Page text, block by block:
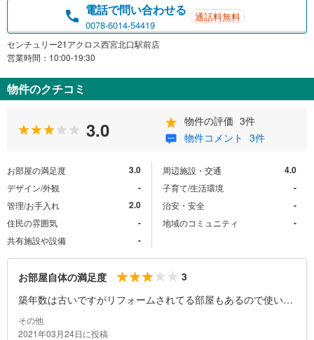
電話で問い合わせる
0078-6014-54419
通話料無料
センチュリー21アクロス西宮北口駅前店
営業時間：10:00-19:30
物件のクチコミ
3.0 物件の評価 3件
物件コメント 3件
お部屋の満足度 3.0
デザイン/外観 -
管理/お手入れ 2.0
住民の雰囲気 -
共有施設や設備 -
周辺施設・交通 4.0
子育て/生活環境 -
治安・安全 -
地域のコミュニティ -
お部屋自体の満足度
3
築年数は古いですがリフォームされてる部屋もあるので使い勝
手のいい間取りもあります。
その他
2021年03月24日に投稿